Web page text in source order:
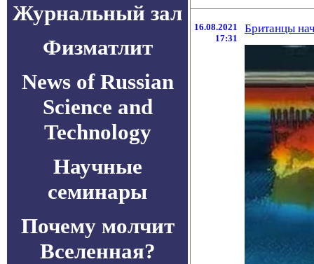
Журнальный зал
Физматлит
News of Russian
Science and
Technology
Научные
семинары
Почему молчит
Вселенная?
16.08.2021
17:31
Британцы